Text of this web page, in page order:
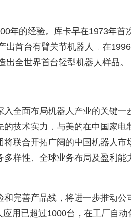
年的经验。库卡早在1973年首
出首台有臂关节机器人，在
全世界首台轻型机器人样品。
全面布局机器人产业的关键一
技术实力，与美的在中国家电
联合开拓广阔的中国机器人市
样性、全球业务布局及盈利能
完善产品线，将进一步推动公
用已超过1000台，在工厂自动